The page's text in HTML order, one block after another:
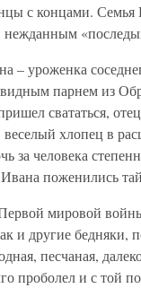
с концами.
нежданным
– уроженка
видным парнем из
свататься,
хлопец в
за человека
поженились
мировой
и другие бедняки,
песчаная,
проболел и с той